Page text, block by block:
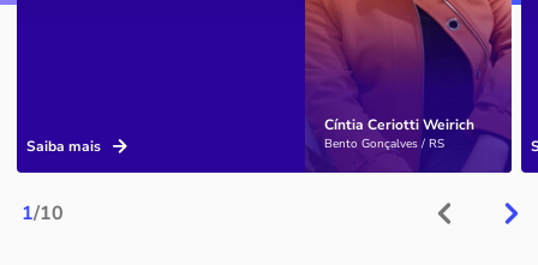
1/10
Cíntia Ceriotti Weirich
Bento Gonçalves / RS
Saiba mais